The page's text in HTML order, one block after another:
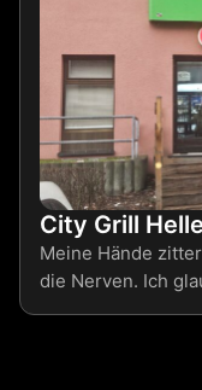
City Grill
Meine Hände
die Nerven. Ich